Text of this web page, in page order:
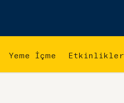
Yeme İçme Etkinlikler